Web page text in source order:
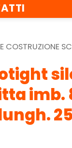
COSTRUZIONE
imb.